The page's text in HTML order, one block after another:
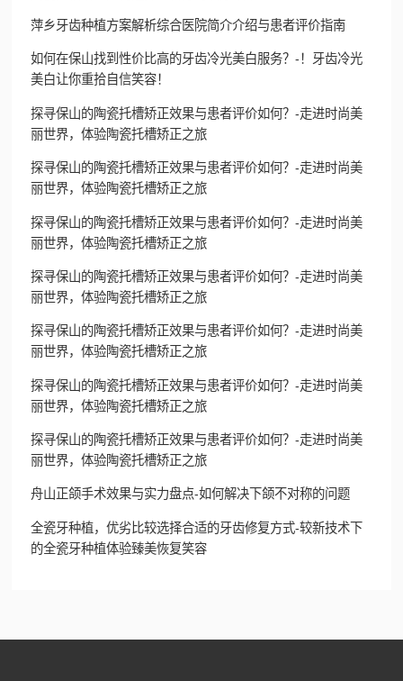
萍乡牙齿种植方案解析综合医院简介介绍与患者评价指南
如何在保山找到性价比高的牙齿冷光美白服务？-！牙齿冷光
美白让你重拾自信笑容！
探寻保山的陶瓷托槽矫正效果与患者评价如何？-走进时尚美
丽世界，体验陶瓷托槽矫正之旅
探寻保山的陶瓷托槽矫正效果与患者评价如何？-走进时尚美
丽世界，体验陶瓷托槽矫正之旅
探寻保山的陶瓷托槽矫正效果与患者评价如何？-走进时尚美
丽世界，体验陶瓷托槽矫正之旅
探寻保山的陶瓷托槽矫正效果与患者评价如何？-走进时尚美
丽世界，体验陶瓷托槽矫正之旅
探寻保山的陶瓷托槽矫正效果与患者评价如何？-走进时尚美
丽世界，体验陶瓷托槽矫正之旅
探寻保山的陶瓷托槽矫正效果与患者评价如何？-走进时尚美
丽世界，体验陶瓷托槽矫正之旅
探寻保山的陶瓷托槽矫正效果与患者评价如何？-走进时尚美
丽世界，体验陶瓷托槽矫正之旅
舟山正颌手术效果与实力盘点-如何解决下颌不对称的问题
全瓷牙种植，优劣比较选择合适的牙齿修复方式-较新技术下
的全瓷牙种植体验臻美恢复笑容